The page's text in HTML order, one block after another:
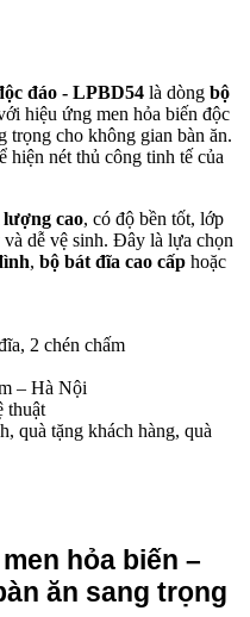
đáo - LPBD54 là dòng bộ
hiệu ứng men hỏa biến độc
trọng cho không gian bàn ăn.
hiện nét thủ công tinh tế của
lượng cao, có độ bền tốt, lớp
dễ vệ sinh. Đây là lựa chọn
, bộ bát đĩa cao cấp hoặc
2 chén chấm
– Hà Nội
thuật
quà tặng khách hàng, quà
hỏa biến –
ăn sang trọng